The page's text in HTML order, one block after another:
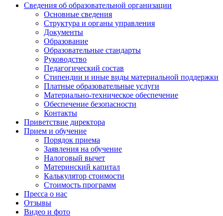
Сведения об образовательной организации
Основные сведения
Структура и органы управления
Документы
Образование
Образовательные стандарты
Руководство
Педагогический состав
Стипендии и иные виды материальной поддержки
Платные образовательные услуги
Материально-техническое обеспечение
Обеспечение безопасности
Контакты
Приветствие директора
Прием и обучение
Порядок приема
Заявления на обучение
Налоговый вычет
Материнский капитал
Калькулятор стоимости
Стоимость программ
Пресса о нас
Отзывы
Видео и фото